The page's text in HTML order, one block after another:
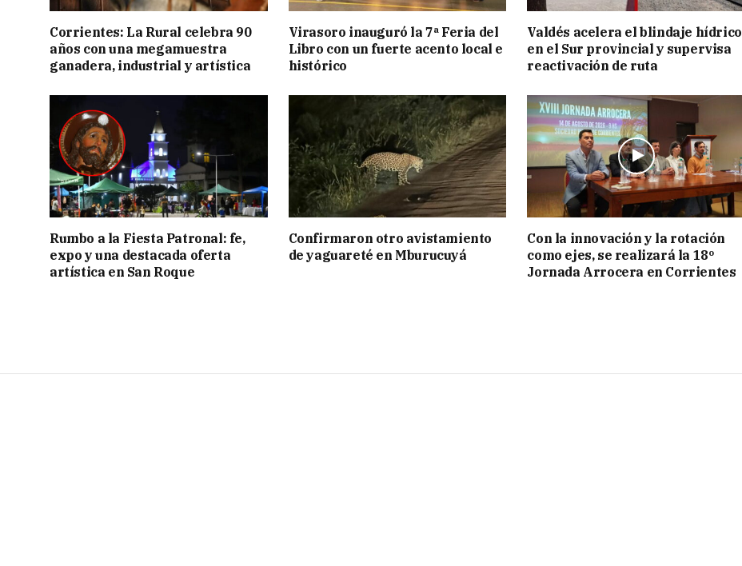
Corrientes: La Rural celebra 90
años con una megamuestra
ganadera, industrial y artística
Virasoro inauguró la 7ª Feria del
Libro con un fuerte acento local e
histórico
Valdés acelera el blindaje hídrico
en el Sur provincial y supervisa
reactivación de ruta
Rumbo a la Fiesta Patronal: fe,
expo y una destacada oferta
artística en San Roque
Confirmaron otro avistamiento
de yaguareté en Mburucuyá
Con la innovación y la rotación
como ejes, se realizará la 18º
Jornada Arrocera en Corrientes